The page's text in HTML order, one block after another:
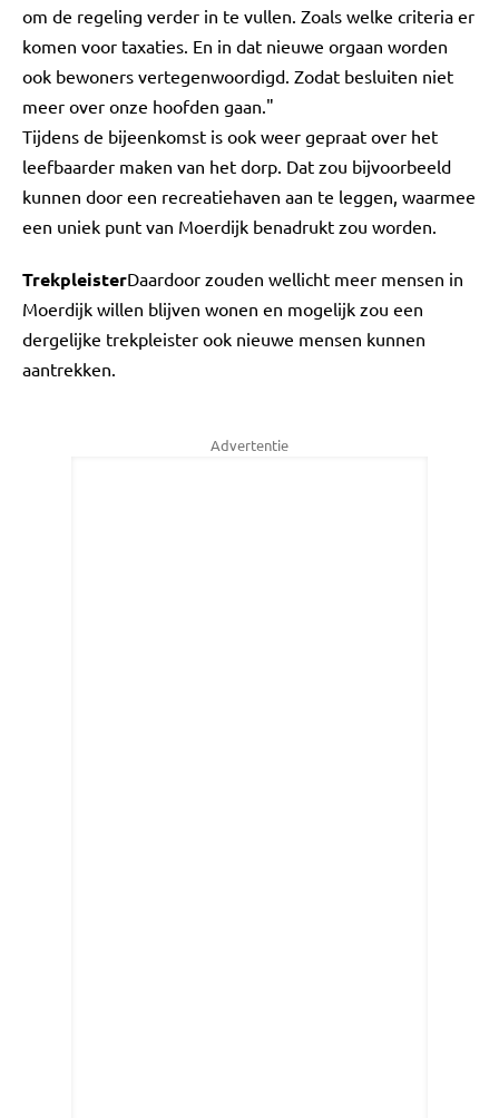
om de regeling verder in te vullen. Zoals welke criteria er
komen voor taxaties. En in dat nieuwe orgaan worden
ook bewoners vertegenwoordigd. Zodat besluiten niet
meer over onze hoofden gaan."
Tijdens de bijeenkomst is ook weer gepraat over het
leefbaarder maken van het dorp. Dat zou bijvoorbeeld
kunnen door een recreatiehaven aan te leggen, waarmee
een uniek punt van Moerdijk benadrukt zou worden.
TrekpleisterDaardoor zouden wellicht meer mensen in
Moerdijk willen blijven wonen en mogelijk zou een
dergelijke trekpleister ook nieuwe mensen kunnen
aantrekken.
Advertentie